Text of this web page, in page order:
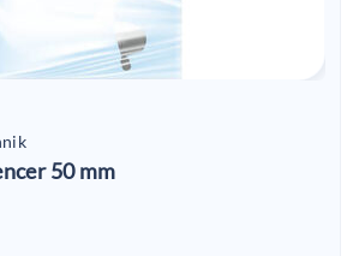
50 mm